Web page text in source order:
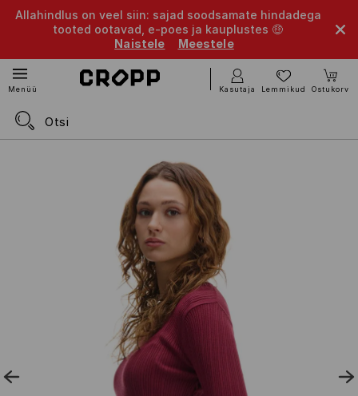
Allahindlus on veel siin: sajad soodsamate hindadega
tooted ootavad, e-poes ja kauplustes 🤑
Naistele
Meestele
Menüü Kasutaja Lemmikud Ostukorv